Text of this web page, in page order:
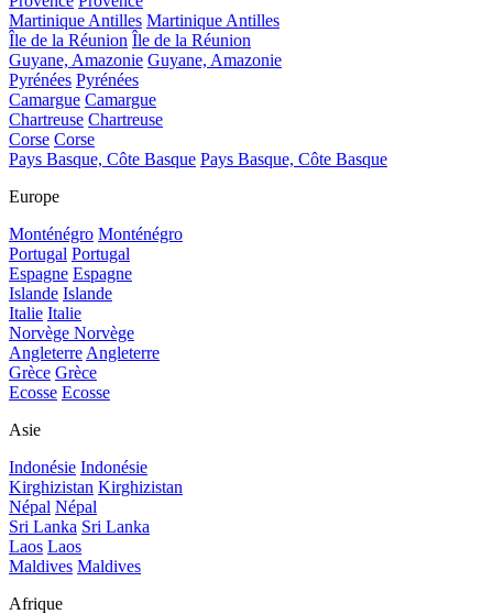
Martinique Antilles Martinique Antilles
Île de la Réunion Île de la Réunion
Guyane, Amazonie Guyane, Amazonie
Pyrénées Pyrénées
Camargue Camargue
Chartreuse Chartreuse
Corse Corse
Pays Basque, Côte Basque Pays Basque, Côte Basque
Europe
Monténégro Monténégro
Portugal Portugal
Espagne Espagne
Islande Islande
Italie Italie
Norvège Norvège
Angleterre Angleterre
Grèce Grèce
Ecosse Ecosse
Asie
Indonésie Indonésie
Kirghizistan Kirghizistan
Népal Népal
Sri Lanka Sri Lanka
Laos Laos
Maldives Maldives
Afrique